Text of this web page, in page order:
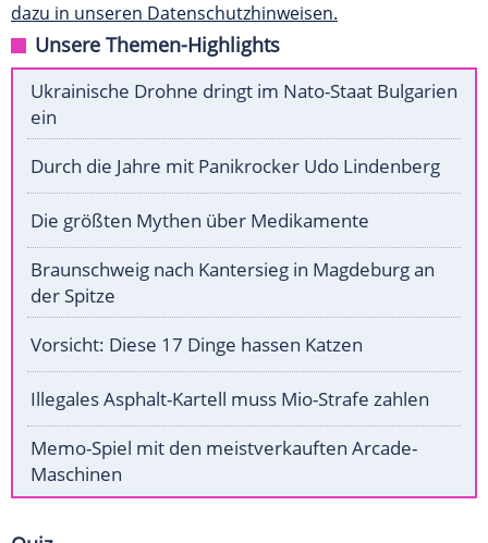
dazu in unseren Datenschutzhinweisen.
Unsere Themen-Highlights
Ukrainische Drohne dringt im Nato-Staat Bulgarien
ein
Durch die Jahre mit Panikrocker Udo Lindenberg
Die größten Mythen über Medikamente
Braunschweig nach Kantersieg in Magdeburg an
der Spitze
Vorsicht: Diese 17 Dinge hassen Katzen
Illegales Asphalt-Kartell muss Mio-Strafe zahlen
Memo-Spiel mit den meistverkauften Arcade-
Maschinen